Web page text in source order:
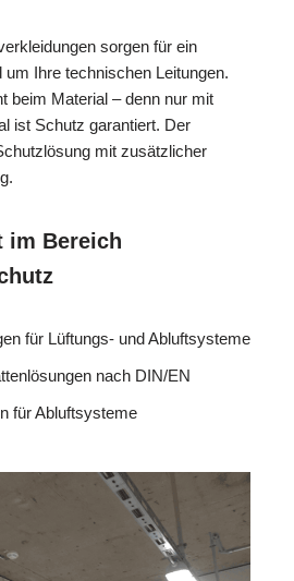
sorgen für ein
Ihre technischen Leitungen.
beim Material – denn nur mit
ist Schutz garantiert. Der
mit zusätzlicher
im Bereich
für Lüftungs- und Abluftsysteme
nach DIN/EN
für Abluftsysteme